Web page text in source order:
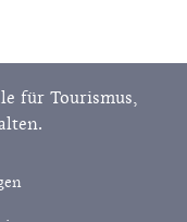
für Tourismus,